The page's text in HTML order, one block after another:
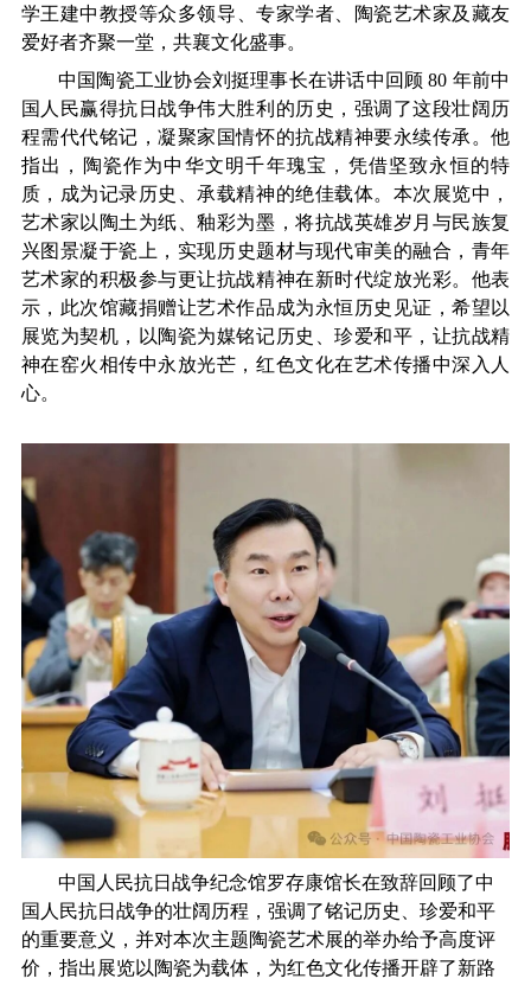
学王建中教授等众多领导、专家学者、陶瓷艺术家及藏友
爱好者齐聚一堂，共襄文化盛事。
中国陶瓷工业协会刘挺理事长在讲话中回顾 80 年前中
国人民赢得抗日战争伟大胜利的历史，强调了这段壮阔历
程需代代铭记，凝聚家国情怀的抗战精神要永续传承。他
指出，陶瓷作为中华文明千年瑰宝，凭借坚致永恒的特
质，成为记录历史、承载精神的绝佳载体。本次展览中，
艺术家以陶土为纸、釉彩为墨，将抗战英雄岁月与民族复
兴图景凝于瓷上，实现历史题材与现代审美的融合，青年
艺术家的积极参与更让抗战精神在新时代绽放光彩。他表
示，此次馆藏捐赠让艺术作品成为永恒历史见证，希望以
展览为契机，以陶瓷为媒铭记历史、珍爱和平，让抗战精
神在窑火相传中永放光芒，红色文化在艺术传播中深入人
心。
中国人民抗日战争纪念馆罗存康馆长在致辞回顾了中
国人民抗日战争的壮阔历程，强调了铭记历史、珍爱和平
的重要意义，并对本次主题陶瓷艺术展的举办给予高度评
价，指出展览以陶瓷为载体，为红色文化传播开辟了新路